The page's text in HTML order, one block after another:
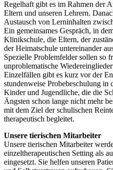
Regelhaft gibt es im Rahmen der
Eltern und unseren Lehrern.
Austausch von Lerninhalten
Ein gemeinsames Gespräch, in
Klinikschule, die Eltern, der
der Heimatschule untereinander
Spezielle Problemfelder sollen so
unproblematische
Einzelfällen gibt es kurz vor der
stundenweise Probebeschulung in
Kinder und Jugendliche, die die
Ängsten schon lange nicht mehr
mit dem Ziel der schulischen
therapeutisch begleitet.
Unsere tierischen Mitarbeiter
Unsere tierischen Mitarbeiter
einzeltherapeutischen Setting als
eingesetzt. Sie helfen unseren